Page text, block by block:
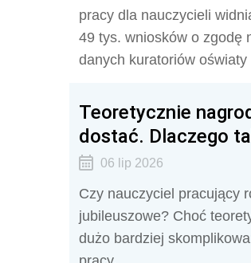
pracy dla nauczycieli
49 tys. wniosków o zgodę
danych kuratoriów oświaty
Teoretycznie
dostać. Dlaczego
06 lip 2026
Czy nauczyciel pracujący
jubileuszowe? Choć
dużo bardziej